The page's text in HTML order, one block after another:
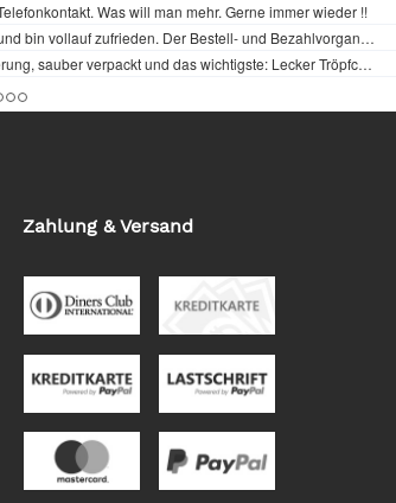
Zahlung & Versand